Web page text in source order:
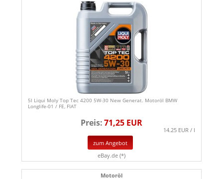
5l Liqui Moly Top Tec 4200 5W-30 New Generat. Motoröl BMW
Longlife-01 / FE, FIAT
Preis:71,25 EUR
14.25 EUR / l
zum Angebot
eBay.de (*)
Motoröl